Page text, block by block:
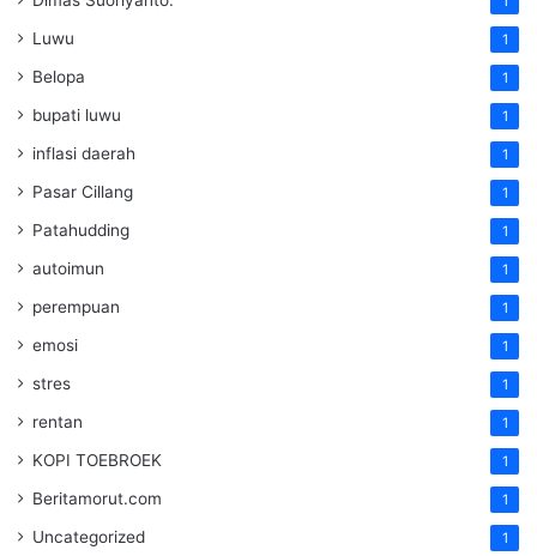
Luwu 1
Belopa 1
bupati luwu 1
inflasi daerah 1
Pasar Cillang 1
Patahudding 1
autoimun 1
perempuan 1
emosi 1
stres 1
rentan 1
KOPI TOEBROEK 1
Beritamorut.com 1
Uncategorized 1